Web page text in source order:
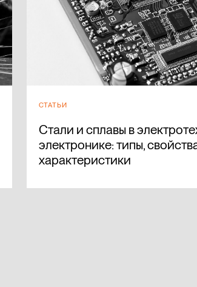
СТАТЬИ
Стали и сплавы в
электронике: типы,
характеристики